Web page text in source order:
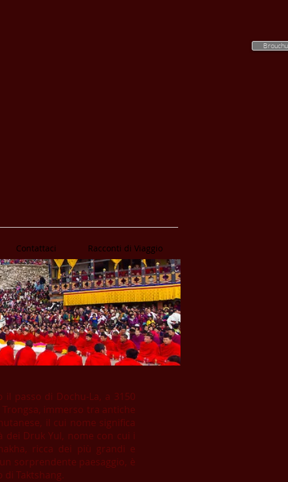
Contattaci Racconti di Viaggio
passo di Dochu-La, a 3150
immerso tra antiche
il cui nome significa
dei Druk Yul, nome con cui i
ricca dei più grandi e
sorprendente paesaggio, è
Taktshang.